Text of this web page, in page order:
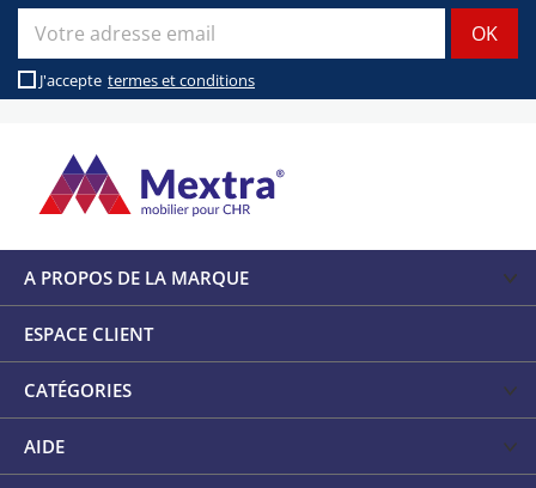
J'accepte termes et conditions
A PROPOS DE LA MARQUE
ESPACE CLIENT
CATÉGORIES
AIDE